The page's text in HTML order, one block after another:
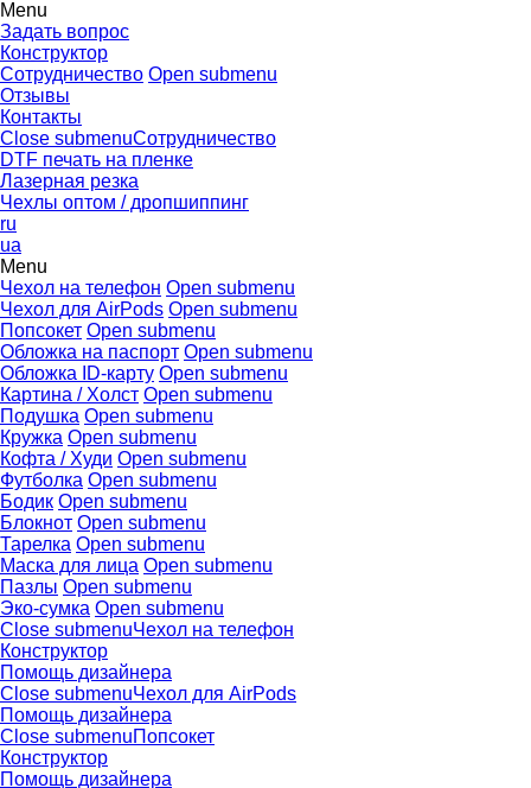
Menu
Задать вопрос
Конструктор
Сотрудничество Open submenu
Отзывы
Контакты
Close submenuСотрудничество
DTF печать на пленке
Лазерная резка
Чехлы оптом / дропшиппинг
ru
ua
Menu
Чехол на телефон Open submenu
Чехол для AirPods Open submenu
Попсокет Open submenu
Обложка на паспорт Open submenu
Обложка ID-карту Open submenu
Картина / Холст Open submenu
Подушка Open submenu
Кружка Open submenu
Кофта / Худи Open submenu
Футболка Open submenu
Бодик Open submenu
Блокнот Open submenu
Тарелка Open submenu
Маска для лица Open submenu
Пазлы Open submenu
Эко-сумка Open submenu
Close submenuЧехол на телефон
Конструктор
Помощь дизайнера
Close submenuЧехол для AirPods
Помощь дизайнера
Close submenuПопсокет
Конструктор
Помощь дизайнера